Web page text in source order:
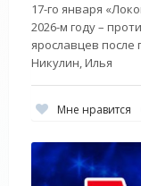
17-го января
2026-м году –
ярославцев
Никулин, Илья
Мне нравится